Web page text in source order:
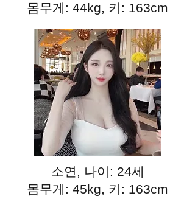
몸무게: 44kg, 키: 163cm
소연, 나이: 24세
몸무게: 45kg, 키: 163cm